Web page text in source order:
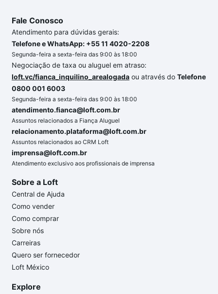
Fale Conosco
Atendimento para dúvidas gerais:
Telefone e WhatsApp: +55 11 4020-2208
Segunda-feira a sexta-feira das 9:00 às 18:00
Negociação de taxa ou aluguel em atraso:
loft.vc/fianca_inquilino_arealogada ou através do Telefone
0800 001 6003
Segunda-feira a sexta-feira das 9:00 às 18:00
atendimento.fianca@loft.com.br
Assuntos relacionados a Fiança Aluguel
relacionamento.plataforma@loft.com.br
Assuntos relacionados ao CRM Loft
imprensa@loft.com.br
Atendimento exclusivo aos profissionais de imprensa
Sobre a Loft
Central de Ajuda
Como vender
Como comprar
Sobre nós
Carreiras
Quero ser fornecedor
Loft México
Explore